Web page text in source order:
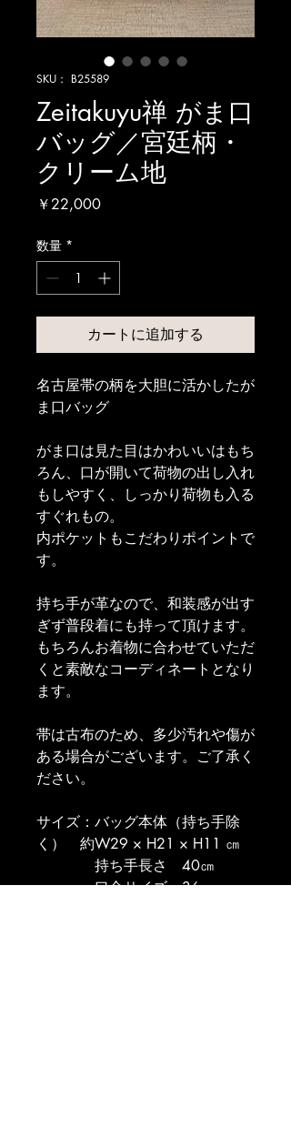
SKU： B25589
Zeitakuyu禅 がま口
バッグ／宮廷柄・
クリーム地
￥22,000価
数量 *
カートに追加する
名古屋帯の柄を大胆に活かしたが
ま口バッグ
がま口は見た目はかわいいはもち
ろん、口が開いて荷物の出し入れ
もしやすく、しっかり荷物も入る
すぐれもの。
内ポケットもこだわりポイントで
す。
持ち手が革なので、和装感が出す
ぎず普段着にも持って頂けます。
もちろんお着物に合わせていただ
くと素敵なコーディネートとなり
ます。
帯は古布のため、多少汚れや傷が
ある場合がございます。ご了承く
ださい。
サイズ：バッグ本体（持ち手除
く）　約W29 × H21 × H11 ㎝
持ち手長さ　40㎝
口金サイズ　36㎝